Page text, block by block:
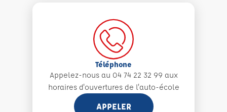
Téléphone
Appelez-nous au 04 74 22 32 99 aux
horaires d'ouvertures de l'auto-école
APPELER